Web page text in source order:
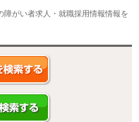
障がい者求人・就職採用情報情報を